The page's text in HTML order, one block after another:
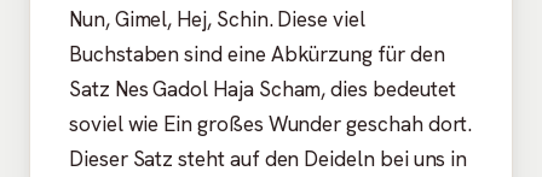
Nun, Gimel, Hej, Schin. Diese viel
Buchstaben sind eine Abkürzung für den
Satz Nes Gadol Haja Scham, dies bedeutet
soviel wie Ein großes Wunder geschah dort.
Dieser Satz steht auf den Deideln bei uns in